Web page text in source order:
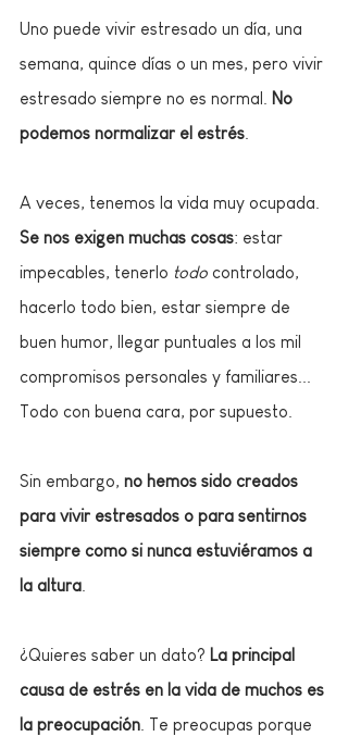
Uno puede vivir estresado un día, una
semana, quince días o un mes, pero vivir
estresado siempre no es normal.
No
podemos normalizar el estrés
A veces, tenemos la vida muy ocupada.
Se nos exigen muchas cosas: estar
impecables, tenerlo todo controlado,
hacerlo todo bien, estar siempre de
buen humor, llegar puntuales a los mil
compromisos personales y familiares...
Todo con buena cara, por supuesto.
Sin embargo, no hemos sido creados
para vivir estresados o para sentirnos
siempre como si nunca estuviéramos a
la altura
¿Quieres saber un dato? La principal
causa de estrés en la vida de muchos es
la preocupación . Te preocupas porque